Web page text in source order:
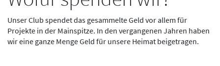
Unser Club spendet das gesammelte Geld vor allem für
Projekte in der Mainspitze. In den vergangenen Jahren haben
wir eine ganze Menge Geld für unsere Heimat beigetragen.